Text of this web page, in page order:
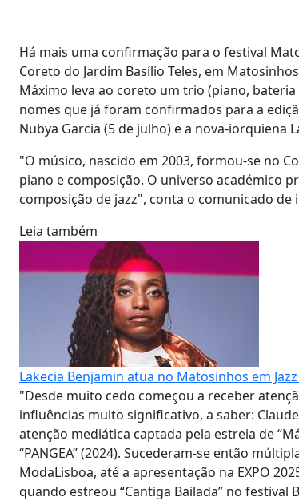
Há mais uma confirmação para o festival
Coreto do Jardim Basílio Teles, em
Máximo leva ao coreto um trio (piano,
nomes que já foram confirmados para a
Nubya Garcia (5 de julho) e a nova-iorquiena
"O músico, nascido em 2003, formou-se no
piano e composição. O universo académico
composição de jazz", conta o comunicado de
Leia também
Lakecia Benjamin atua no Matosinhos em
"Desde muito cedo começou a receber
influências muito significativo, a saber:
atenção mediática captada pela estreia de
“PANGEA” (2024). Sucederam-se então
ModaLisboa, até a apresentação na EXPO
quando estreou “Cantiga Bailada” no